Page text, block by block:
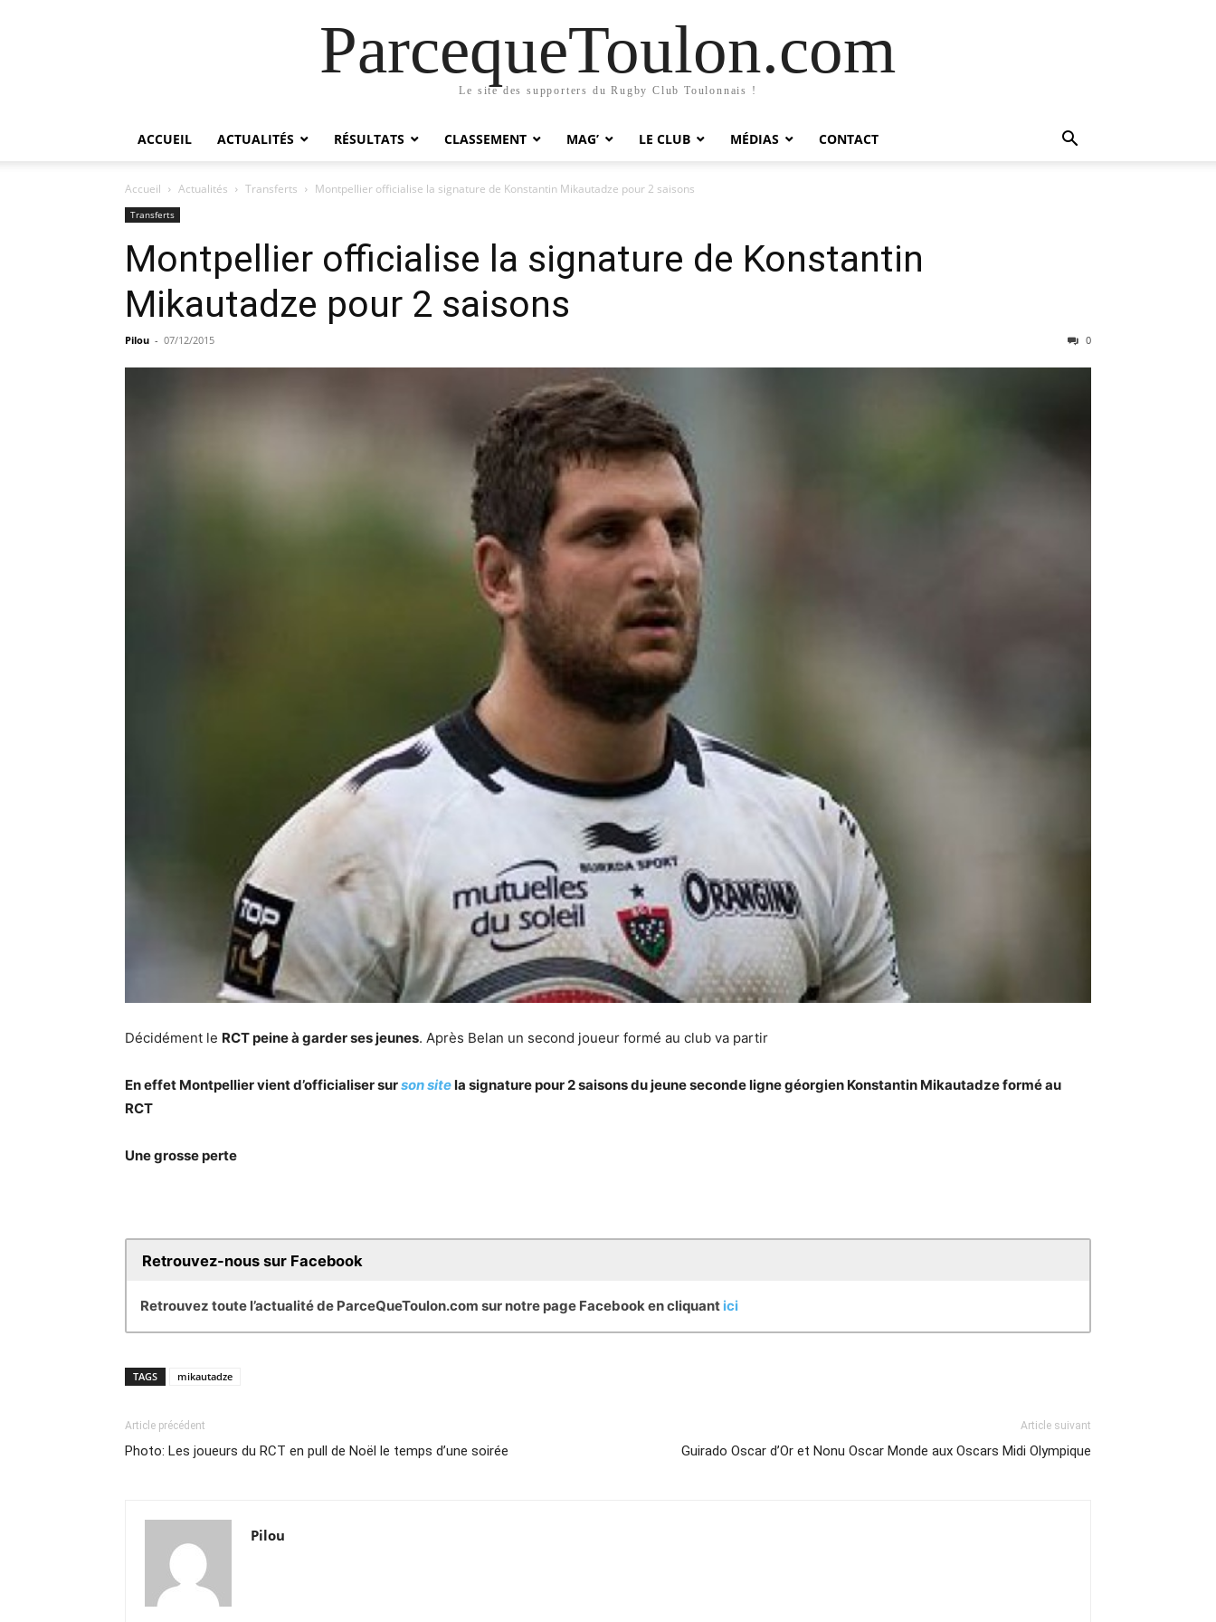
ParcequeToulon.com
Le site des supporters du Rugby Club Toulonnais !
ACCUEIL ACTUALITÉS RÉSULTATS CLASSEMENT MAG’ LE CLUB MÉDIAS CONTACT
Accueil Actualités Transferts Montpellier officialise la signature de Konstantin Mikautadze pour 2 saisons
Transferts
Montpellier officialise la signature de Konstantin
Mikautadze pour 2 saisons
Pilou - 07/12/2015 0
Décidément le RCT peine à garder ses jeunes. Après Belan un second joueur formé au club va partir
En effet Montpellier vient d’officialiser surson sitela signature pour 2 saisons du jeune seconde ligne géorgien Konstantin Mikautadze formé au
RCT
Une grosse perte
Retrouvez-nous sur Facebook
Retrouvez toute l’actualité de ParceQueToulon.com sur notre page Facebook en cliquant ici
TAGS mikautadze
Article précédent
Photo: Les joueurs du RCT en pull de Noël le temps d’une soirée
Article suivant
Guirado Oscar d’Or et Nonu Oscar Monde aux Oscars Midi Olympique
Pilou